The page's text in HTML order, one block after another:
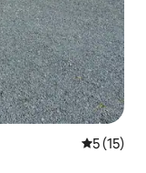
5 (15)